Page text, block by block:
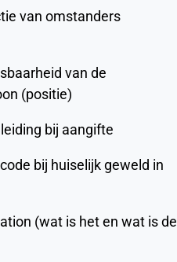
van omstanders
van de
(positie)
bij aangifte
bij huiselijk geweld in
(wat is het en wat is de